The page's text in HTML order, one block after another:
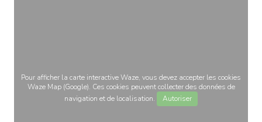
Pour afficher la carte interactive Waze, vous devez accepter les cookies
Waze Map (Google). Ces cookies peuvent collecter des données de
navigation et de localisation.
Autoriser